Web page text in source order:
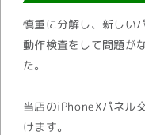
慎重に分解し、新しい
動作検査をして問題が
た。
当店のiPhoneXパネル
けます。